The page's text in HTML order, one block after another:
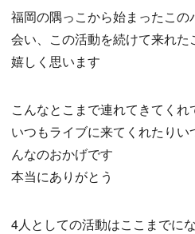
福岡の隅っこから始まったこ
会い、この活動を続けて来れ
嬉しく思います
こんなとこまで連れてきてくれ
いつもライブに来てくれたり
んなのおかげです
本当にありがとう
4人としての活動はここまでに